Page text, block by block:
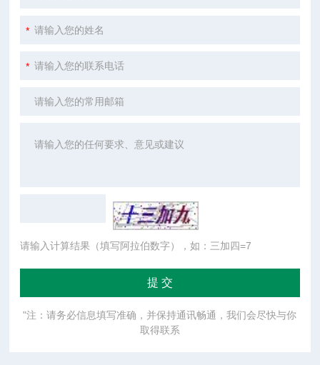
请输入计算结果（填写阿拉伯数字），如：三加四=7
"注：请务必信息填写准确，并保持通讯畅通，我们会尽快与你
取得联系